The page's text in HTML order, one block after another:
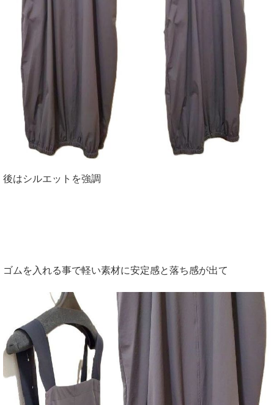
後はシルエットを強調
ゴムを入れる事で軽い素材に安定感と落ち感が出て